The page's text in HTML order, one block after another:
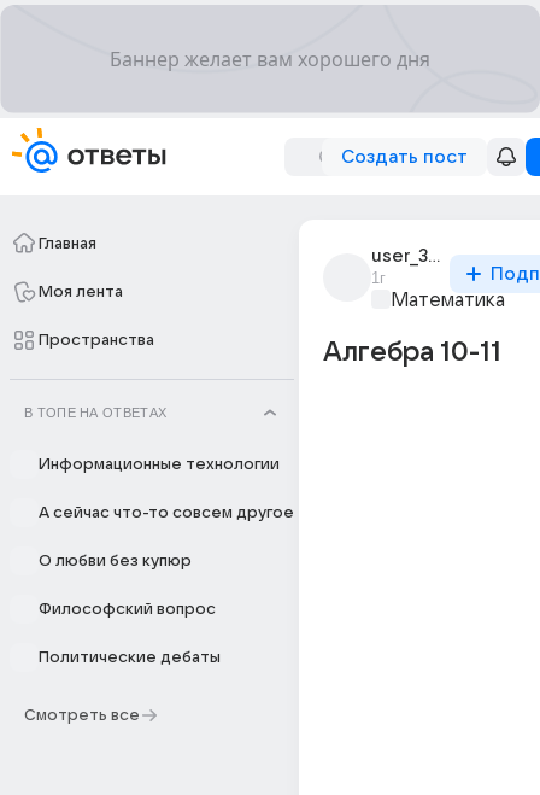
Создать пост
Главная
Моя лента
Пространства
В ТОПЕ НА ОТВЕТАХ
Информационные технологии
А сейчас что-то совсем другое
О любви без купюр
Философский вопрос
Политические дебаты
Смотреть все
user_303665333
1г
Математика
Алгебра 10-11